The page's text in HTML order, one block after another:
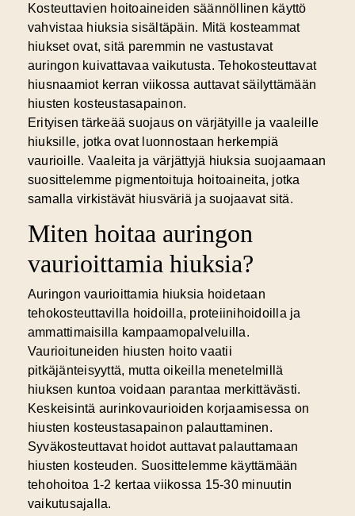
Kosteuttavien hoitoaineiden säännöllinen käyttö
vahvistaa hiuksia sisältäpäin. Mitä kosteammat
hiukset ovat, sitä paremmin ne vastustavat
auringon kuivattavaa vaikutusta. Tehokosteuttavat
hiusnaamiot kerran viikossa auttavat säilyttämään
hiusten kosteustasapainon.
Erityisen tärkeää suojaus on värjätyille ja vaaleille
hiuksille, jotka ovat luonnostaan herkempiä
vaurioille. Vaaleita ja värjättyjä hiuksia suojaamaan
suosittelemme pigmentoituja hoitoaineita, jotka
samalla virkistävät hiusväriä ja suojaavat sitä.
Miten hoitaa auringon
vaurioittamia hiuksia?
Auringon vaurioittamia hiuksia hoidetaan
tehokosteuttavilla hoidoilla, proteiinihoidoilla ja
ammattimaisilla kampaamopalveluilla.
Vaurioituneiden hiusten hoito vaatii
pitkäjänteisyyttä, mutta oikeilla menetelmillä
hiuksen kuntoa voidaan parantaa merkittävästi.
Keskeisintä aurinkovaurioiden korjaamisessa on
hiusten kosteustasapainon palauttaminen.
Syväkosteuttavat hoidotauttavat palauttamaan
hiusten kosteuden. Suosittelemme käyttämään
tehohoitoa 1-2 kertaa viikossa 15-30 minuutin
vaikutusajalla.